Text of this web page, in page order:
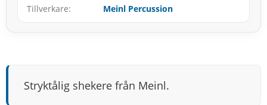
Tillverkare
Meinl Percussion
Stryktålig shekere från Meinl.